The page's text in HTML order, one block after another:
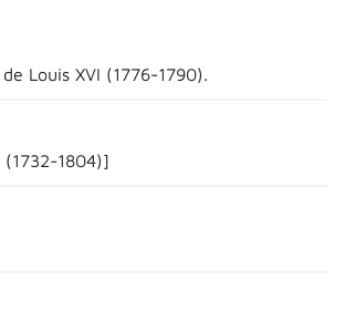
Louis XVI (1776-1790).
(1732-1804)]